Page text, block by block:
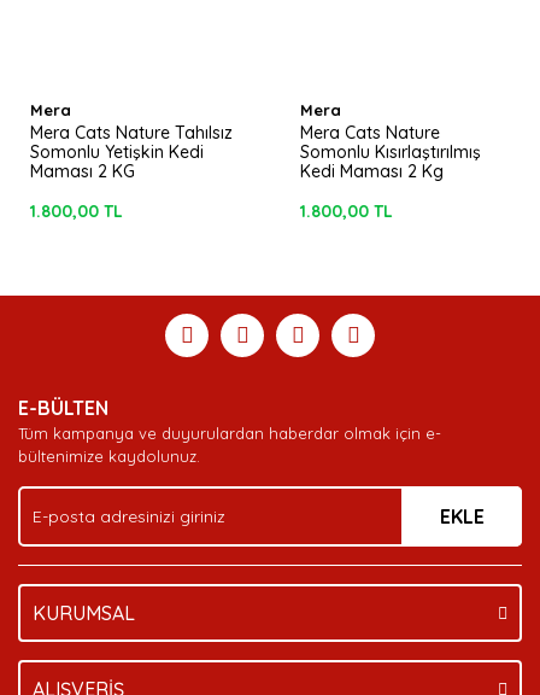
Mera
Mera Cats Nature Tahılsız
Somonlu Yetişkin Kedi
Maması 2 KG
1.800,00 TL
Mera
Mera Cats Nature
Somonlu Kısırlaştırılmış
Kedi Maması 2 Kg
1.800,00 TL
E-BÜLTEN
Tüm kampanya ve duyurulardan haberdar olmak için e-
bültenimize kaydolunuz.
EKLE
KURUMSAL
ALIŞVERİŞ